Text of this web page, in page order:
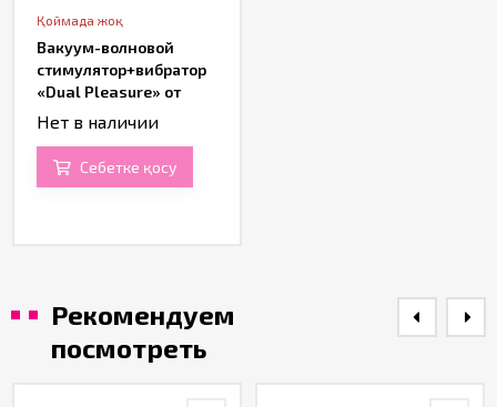
Қоймада жоқ
Вакуум-волновой
стимулятор+вибратор
«Dual Pleasure» от
«Satisfyer»
Нет в наличии
Себетке қосу
Рекомендуем
посмотреть